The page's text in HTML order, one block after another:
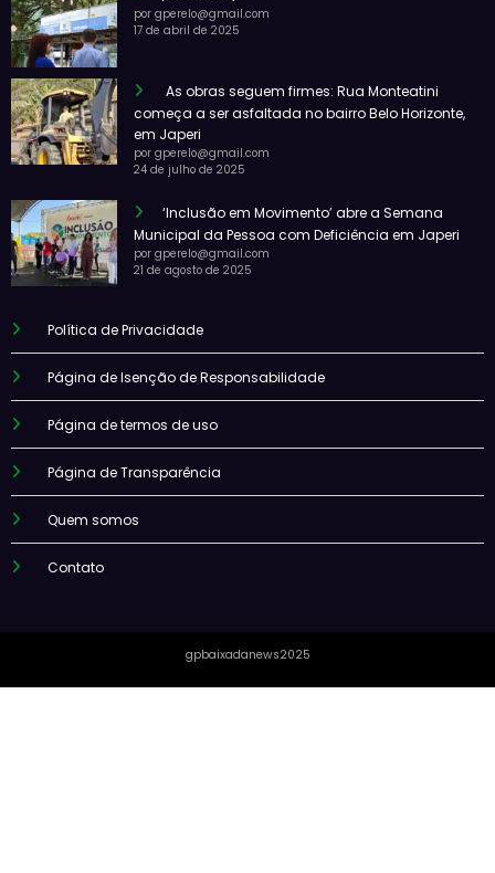
por gperelo@gmail.com
17 de abril de 2025
As obras seguem firmes: Rua Monteatini
começa a ser asfaltada no bairro Belo Horizonte,
em Japeri
por gperelo@gmail.com
24 de julho de 2025
‘Inclusão em Movimento’ abre a Semana
Municipal da Pessoa com Deficiência em Japeri
por gperelo@gmail.com
21 de agosto de 2025
Política de Privacidade
Página de Isenção de Responsabilidade
Página de termos de uso
Página de Transparência
Quem somos
Contato
gpbaixadanews2025